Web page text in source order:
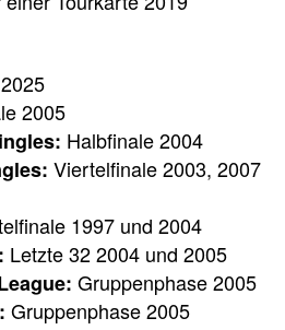
2005
Halbfinale 2004
Viertelfinale 2003, 2007
1997 und 2004
Letzte 32 2004 und 2005
Gruppenphase 2005
Gruppenphase 2005